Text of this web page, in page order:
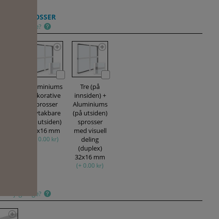
SPROSSER
skal jeg velge?
Aluminiums
dekorative
sprosser
(avtakbare
på utsiden)
32x16 mm
(+ 0.00 kr)
Tre (på
innsiden) +
Aluminiums
(på utsiden)
sprosser
med visuell
deling
(duplex)
32x16 mm
(+ 0.00 kr)
skal jeg velge?